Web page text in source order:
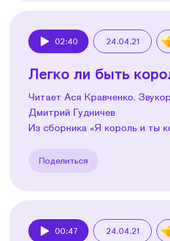
02:40 24.04.21
Легко ли быть
Читает Ася Кравченко.
Дмитрий Гудничев
Из сборника «Я король и ты
Поделиться
00:47 24.04.21